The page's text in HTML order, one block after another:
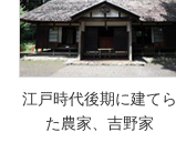
江戸時代後期に建て
た農家、吉野家